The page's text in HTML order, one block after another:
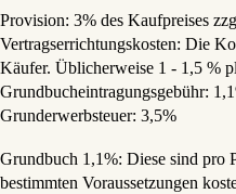
Provision: 3% des Kaufpreises
Vertragserrichtungskosten: Die
Käufer. Üblicherweise 1 - 1,5 %
Grundbucheintragungsgebühr:
Grunderwerbsteuer: 3,5%
Grundbuch 1,1%: Diese sind pro
bestimmten Voraussetzungen